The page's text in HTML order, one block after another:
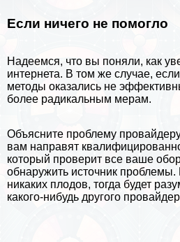
Если ничего не помогло
Надеемся, что вы поняли, как
интернета. В том же случае,
методы оказались не
более радикальным мерам.
Объясните проблему
вам направят
который проверит все ваше
обнаружить источник проблемы.
никаких плодов, тогда будет
какого-нибудь другого